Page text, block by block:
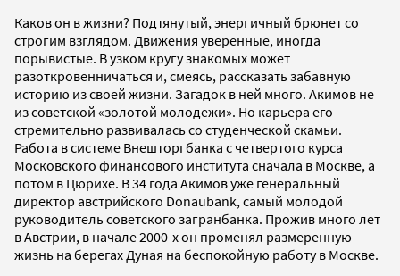
Каков он в жизни? Подтянутый, энергичный брюнет со
строгим взглядом. Движения уверенные, иногда
порывистые. В узком кругу знакомых может
разоткровенничаться и, смеясь, рассказать забавную
историю из своей жизни. Загадок в ней много. Акимов не
из советской «золотой молодежи». Но карьера его
стремительно развивалась со студенческой скамьи.
Работа в системе Внешторгбанка с четвертого курса
Московского финансового института сначала в Москве, а
потом в Цюрихе. В 34 года Акимов уже генеральный
директор австрийского Donaubank, самый молодой
руководитель советского загранбанка. Прожив много лет
в Австрии, в начале 2000-х он променял размеренную
жизнь на берегах Дуная на беспокойную работу в Москве.